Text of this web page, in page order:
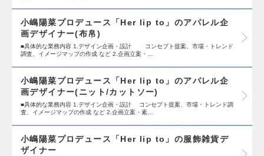
小嶋陽菜プロデュース「Her lip to」のアパレル企
画デザイナー(布帛)
■具体的な業務内容 1.デザイン企画・設計 コンセプト提案、市場・トレンド
調査、イメージマップの作成 など 2.企画立案・…
小嶋陽菜プロデュース「Her lip to」のアパレル企
画デザイナー(ニット/カットソー)
■具体的な業務内容 1.デザイン企画・設計 コンセプト提案、市場・トレンド調
査、イメージマップの作成 など 2.企画立案・素…
小嶋陽菜プロデュース「Her lip to」の服飾雑貨デ
ザイナー